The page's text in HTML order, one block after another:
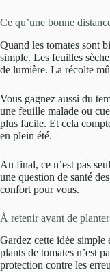
Ce qu’une bonne
Quand les tomates sont
simple. Les feuilles
de lumière. La récolte
Vous gagnez aussi du
une feuille malade ou
plus facile. Et cela
en plein été.
Au final, ce n’est pas
une question de santé
confort pour vous.
À retenir avant de planter
Gardez cette idée simple
plants de tomates n’est
protection contre les